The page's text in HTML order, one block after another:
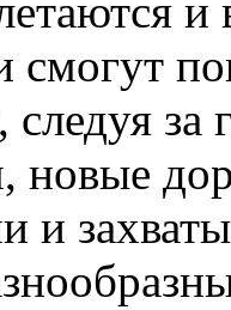
следуя за
новые
и